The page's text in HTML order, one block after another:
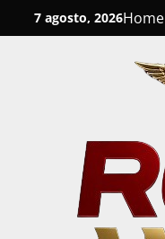
to
7 agosto, 2026Home